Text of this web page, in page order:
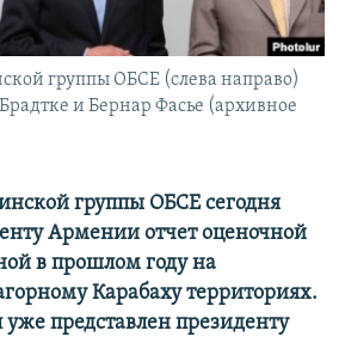
Азатутюн
группы ОБСЕ (слева направо)
и Бернар Фасье (архивное
группы ОБСЕ сегодня
Армении отчет оценочной
в прошлом году на
Карабаху территориях.
представлен президенту